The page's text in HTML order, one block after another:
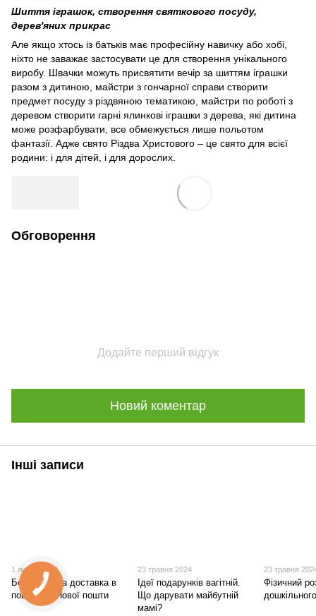
Шиття іграшок, створення святкового посуду,
дерев'яних прикрас
Але якщо хтось із батьків має професійну навичку або хобі,
ніхто не заважає застосувати це для створення унікального
виробу. Швачки можуть присвятити вечір за шиттям іграшки
разом з дитиною, майстри з гончарної справи створити
предмет посуду з різдвяною тематикою, майстри по роботі з
деревом створити гарні ялинкові іграшки з дерева, які дитина
може розфарбувати, все обмежується лише польотом
фантазії. Адже свято Різдва Христового – це свято для всієї
родини: і для дітей, і для дорослих.
Обговорення
Додайте перший відгук
Новий коментар
Інші записи
1 липня 2024
Безкоштовна доставка в
поштомат Нової пошти
23 травня 2024
Ідеї подарунків вагітній.
Що дарувати майбутній
мамі?
23 травня
Фізичний